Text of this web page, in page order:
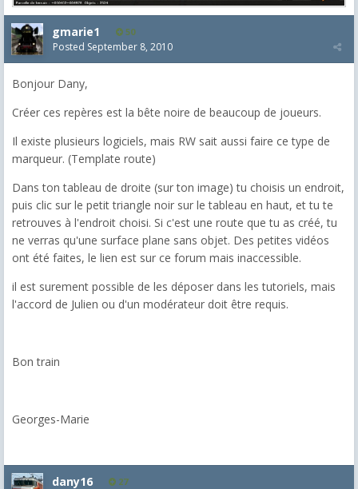
gmarie1 50
Posted September 8, 2010
Bonjour Dany,
Créer ces repères est la bête noire de beaucoup de joueurs.
Il existe plusieurs logiciels, mais RW sait aussi faire ce type de
marqueur. (Template route)
Dans ton tableau de droite (sur ton image) tu choisis un endroit,
puis clic sur le petit triangle noir sur le tableau en haut, et tu te
retrouves à l'endroit choisi. Si c'est une route que tu as créé, tu
ne verras qu'une surface plane sans objet. Des petites vidéos
ont été faites, le lien est sur ce forum mais inaccessible.
il est surement possible de les déposer dans les tutoriels, mais
l'accord de Julien ou d'un modérateur doit être requis.
Bon train
Georges-Marie
dany16 27